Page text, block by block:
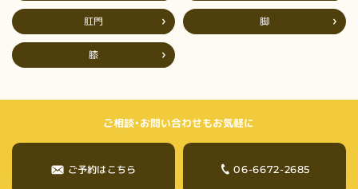
肛門 脚
膝
ご相談・お問い合わせもお気軽に
ご予約はこちら 06-6672-2685